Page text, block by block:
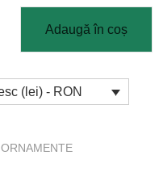
Adaugă în coș
(lei) - RON
ORNAMENTE